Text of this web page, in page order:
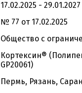
17.02.2025 - 29.01.2027
№ 77 от 17.02.2025
Общество с
Кортексин®
GP20061)
Пермь, Рязань,